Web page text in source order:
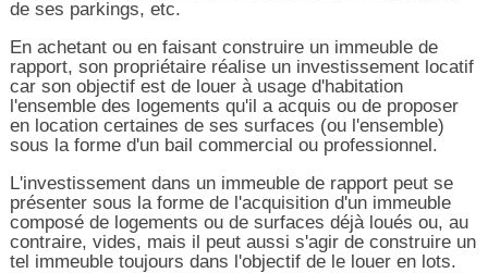
de ses parkings, etc.
En achetant ou en faisant construire un immeuble de
rapport, son propriétaire réalise un investissement locatif
car son objectif est de louer à usage d'habitation
l'ensemble des logements qu'il a acquis ou de proposer
en location certaines de ses surfaces (ou l'ensemble)
sous la forme d'un bail commercial ou professionnel.
L'investissement dans un immeuble de rapport peut se
présenter sous la forme de l'acquisition d'un immeuble
composé de logements ou de surfaces déjà loués ou, au
contraire, vides, mais il peut aussi s'agir de construire un
tel immeuble toujours dans l'objectif de le louer en lots.